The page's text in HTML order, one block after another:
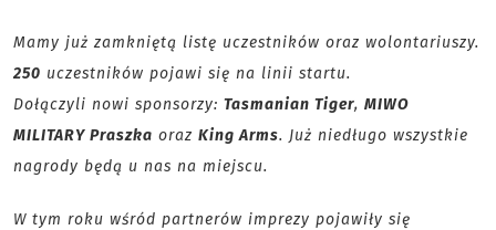
Mamy już zamkniętą listę uczestników oraz wolontariuszy.
250 uczestników pojawi się na linii startu.
Dołączyli nowi sponsorzy: Tasmanian Tiger, MIWO
MILITARY Praszka oraz King Arms. Już niedługo wszystkie
nagrody będą u nas na miejscu.
W tym roku wśród partnerów imprezy pojawiły się